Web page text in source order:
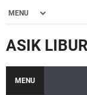
ASIK
MENU